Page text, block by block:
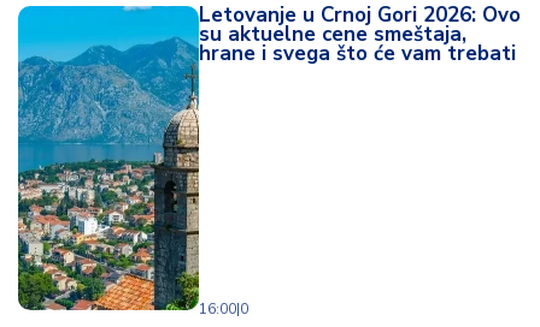
Letovanje u Crnoj Gori 2026: Ovo
su aktuelne cene smeštaja,
hrane i svega što će vam trebati
16:00|0